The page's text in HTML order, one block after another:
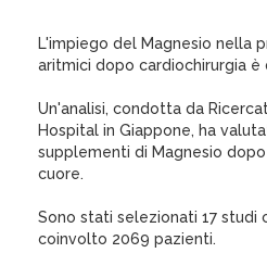
L'impiego del Magnesio nella
aritmici dopo cardiochirurgia è
Un'analisi, condotta da
Hospital in Giappone, ha
supplementi di Magnesio
cuore.
Sono stati selezionati 17 studi
coinvolto 2069 pazienti.